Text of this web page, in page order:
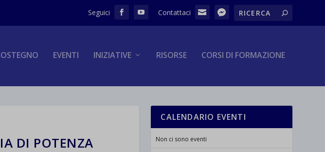
EVENTI INIZIATIVE RISORSE CORSI DI FORMAZIONE
DI POTENZA
CALENDARIO EVENTI
Non ci sono eventi